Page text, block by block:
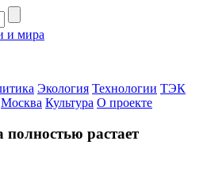
и мира
Экология Технологии ТЭК
Москва Культура О проекте
растает